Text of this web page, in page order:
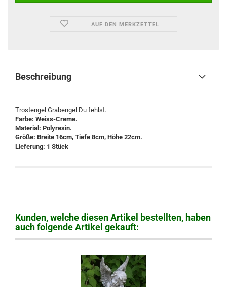
AUF DEN MERKZETTEL
Beschreibung
Trostengel Grabengel Du fehlst.
Farbe: Weiss-Creme.
Material: Polyresin.
Größe: Breite 16cm, Tiefe 8cm, Höhe 22cm.
Lieferung: 1 Stück
Kunden, welche diesen Artikel bestellten, haben
auch folgende Artikel gekauft: